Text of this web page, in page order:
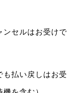
ンセルはお受けで
も払い戻しはお受